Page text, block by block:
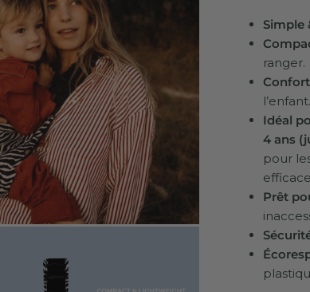
Simple
ranger.
l’enfant.
Idéal
4 ans
pour
Prêt